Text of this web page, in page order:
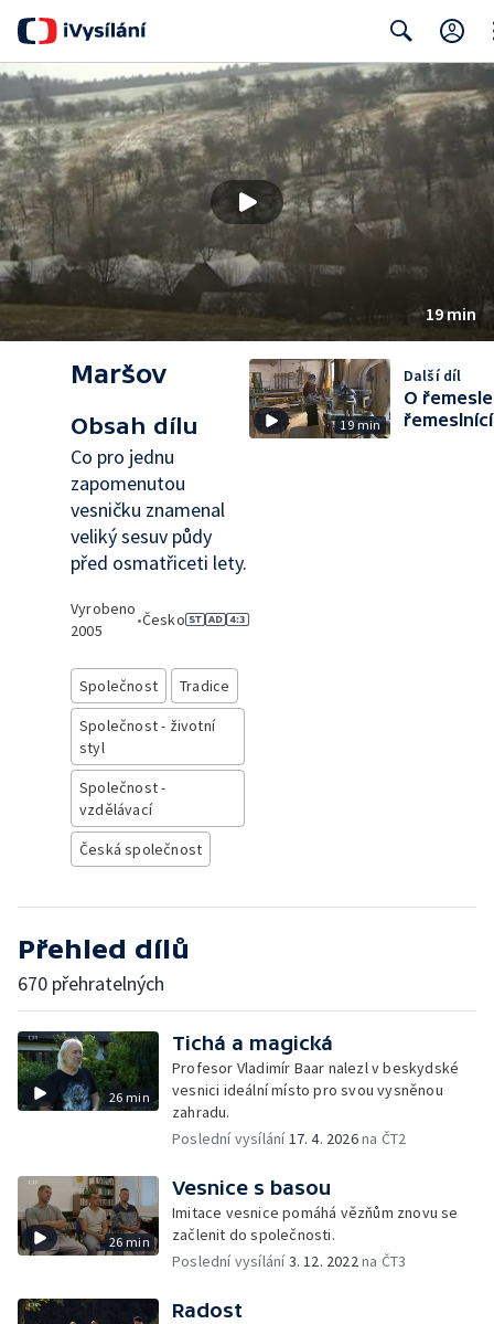
Search
19 min
Maršov
Obsah dílu
Co pro jednu
zapomenutou
vesničku znamenal
veliký sesuv půdy
před osmatřiceti lety.
Vyrobeno
2005
•Česko
Společnost
Tradice
Společnost - životní
styl
Společnost -
vzdělávací
Česká společnost
19 min
Další díl
O
Přehled dílů
670 přehratelných
26 min
Tichá a magická
Profesor Vladimír Baar nalezl v beskydské
vesnici ideální místo pro svou vysněnou
zahradu.
Poslední vysílání17. 4. 2026na ČT2
26 min
Vesnice s basou
Imitace vesnice pomáhá vězňům znovu se
začlenit do společnosti.
Poslední vysílání3. 12. 2022na ČT3
Radost